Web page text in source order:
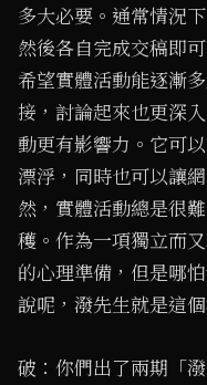
多大必要。通常情況
然後各自完成交稿即
希望實體活動能逐漸
接，討論起來也更深
動更有影響力。它可
漂浮，同時也可以讓
然，實體活動總是很
穫。作為一項獨立而
的心理準備，但是哪
說呢，潑先生就是這個
破：你們出了兩期「